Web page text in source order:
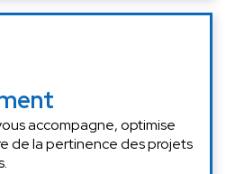
accompagne, optimise
de la pertinence des projets